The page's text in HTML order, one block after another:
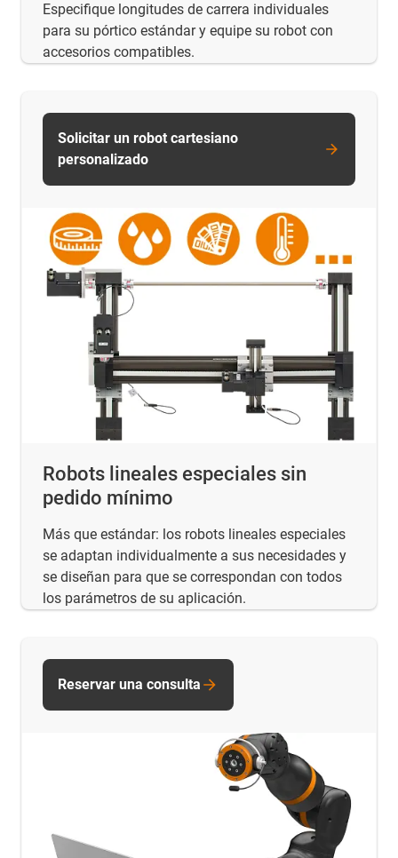
Especifique longitudes de carrera individuales
para su pórtico estándar y equipe su robot con
accesorios compatibles.
Robots lineales especiales sin
pedido mínimo
Más que estándar: los robots lineales especiales
se adaptan individualmente a sus necesidades y
se diseñan para que se correspondan con todos
los parámetros de su aplicación.
Solicitar un robot cartesiano
personalizado
Reservar una consulta